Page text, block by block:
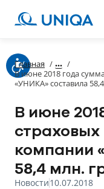
Главная /
/
В июне 2018 года
«УНИКА» составила
В июне
компании
58,4 млн.
Новости10.07.2018